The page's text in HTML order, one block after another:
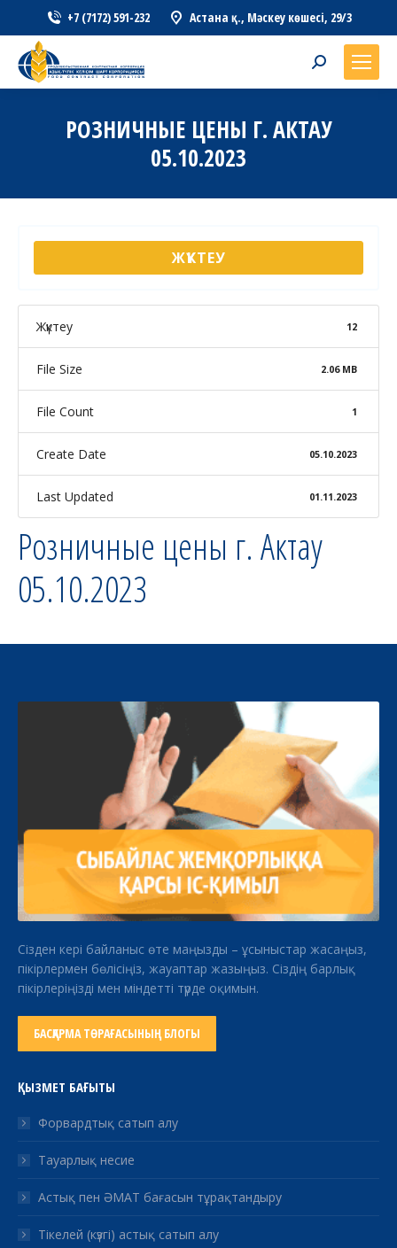
+7 (7172) 591-232 Астана қ., Мәскеу көшесі, 29/3
Search:
РОЗНИЧНЫЕ ЦЕНЫ Г. АКТАУ
05.10.2023
ЖҮКТЕУ
Жүктеу 12
File Size 2.06 MB
File Count 1
Create Date 05.10.2023
Last Updated 01.11.2023
Розничные цены г. Актау
05.10.2023
Сізден кері байланыс өте маңызды – ұсыныстар жасаңыз,
пікірлермен бөлісіңіз, жауаптар жазыңыз. Сіздің барлық
пікірлеріңізді мен міндетті түрде оқимын.
БАСҚАРМА ТӨРАҒАСЫНЫҢ БЛОГЫ
ҚЫЗМЕТ БАҒЫТЫ
Форвардтық сатып алу
Тауарлық несие
Астық пен ӘМАТ бағасын тұрақтандыру
Тікелей (күзгі) астық сатып алу